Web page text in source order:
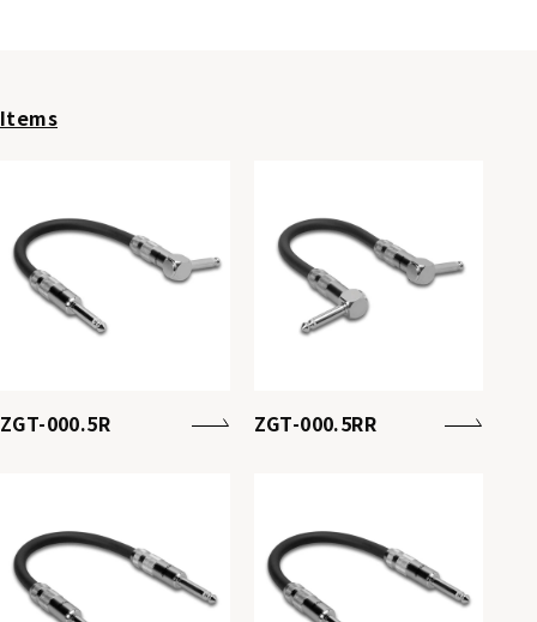
Items
ZGT-000.5R ZGT-000.5RR